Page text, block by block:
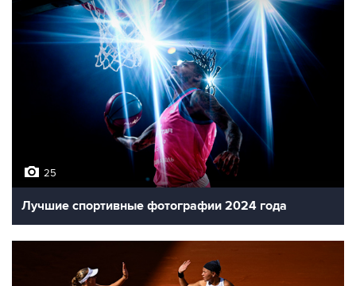
25
Лучшие спортивные фотографии 2024 года